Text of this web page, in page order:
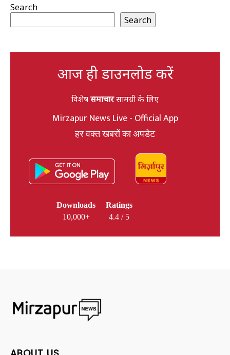
Search
Search
आज ही डाउनलोड करें
विशेषसमाचारसामग्री के लिए
Mirzapur News Live - Official App
हर वक्त खबरों का अपडेट
Downloads
10,000+
Ratings
4.4 / 5